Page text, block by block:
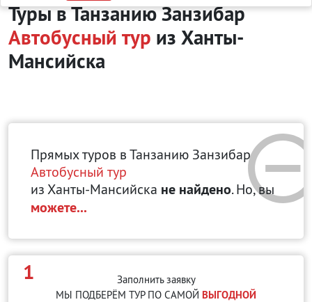
Туры в Танзанию Занзибар
Автобусный тур из Ханты-
Мансийска
Прямых туров в Танзанию Занзибар
Автобусный тур
из Ханты-Мансийска не найдено. Но, вы
можете...
1
Заполнить заявку
МЫ ПОДБЕРЁМ ТУР ПО САМОЙ ВЫГОДНОЙ